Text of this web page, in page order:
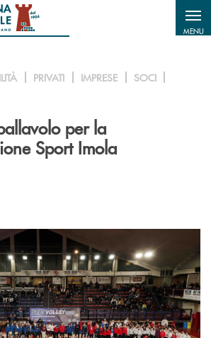
MENU
PRIVATI IMPRESE
SOCI
per la
Sport Imola